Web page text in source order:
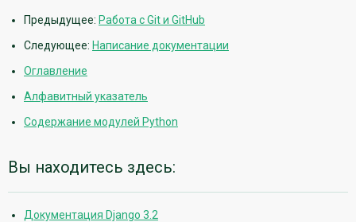
Предыдущее: Работа с Git и GitHub
Следующее: Написание документации
Оглавление
Алфавитный указатель
Содержание модулей Python
Вы находитесь здесь:
Документация Django 3.2